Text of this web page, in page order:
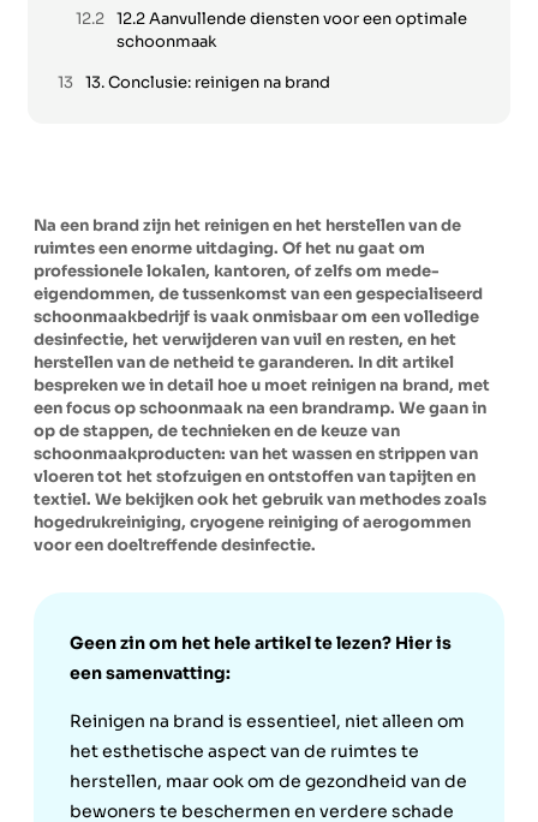
Na een brand zijn het reinigen en het herstellen van de
ruimtes een enorme uitdaging. Of het nu gaat om
professionele lokalen, kantoren, of zelfs om mede-
eigendommen, de tussenkomst van een gespecialiseerd
schoonmaakbedrijf is vaak onmisbaar om een volledige
desinfectie, het verwijderen van vuil en resten, en het
herstellen van de netheid te garanderen. In dit artikel
bespreken we in detail hoe u moet reinigen na brand, met
een focus op schoonmaak na een brandramp. We gaan in
op de stappen, de technieken en de keuze van
schoonmaakproducten: van het wassen en strippen van
vloeren tot het stofzuigen en ontstoffen van tapijten en
textiel. We bekijken ook het gebruik van methodes zoals
hogedrukreiniging, cryogene reiniging of aerogommen
voor een doeltreffende desinfectie.
Geen zin om het hele artikel te lezen? Hier is
een samenvatting:
Reinigen na brand is essentieel, niet alleen om
het esthetische aspect van de ruimtes te
herstellen, maar ook om de gezondheid van de
bewoners te beschermen en verdere schade
12.2 Aanvullende diensten voor een optimale
schoonmaak
13. Conclusie: reinigen na brand